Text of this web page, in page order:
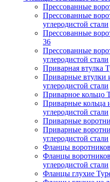
Прессованные
Прессованные
углеродистой стали
Прессованные
36
Прессованные
углеродистой стали
Приварная втулка
Приварные втулки
углеродистой стали
Приварное кольцо
Приварные кольца
углеродистой стали
Приварные
Приварные
углеродистой стали
Фланцы
Фланцы
углеродистой стали
Фланцы глухие